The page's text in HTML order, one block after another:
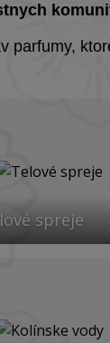
parfumy,
spreje